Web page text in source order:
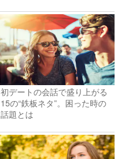
初デートの会話で盛り上がる
15の“鉄板ネタ”。困った時の
話題とは